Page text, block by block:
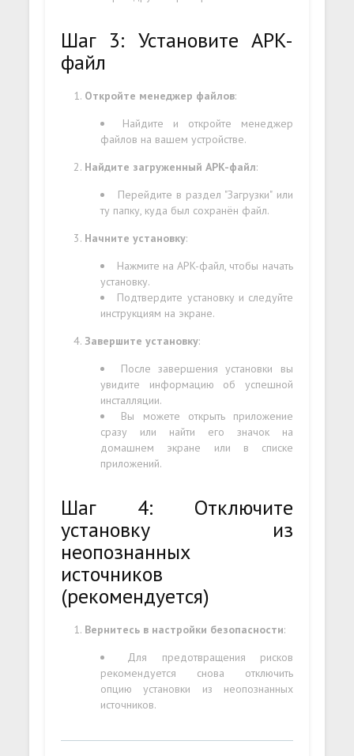
Шаг 3: Установите APK-
файл
Откройте менеджер файлов:
Найдите и откройте менеджер
файлов на вашем устройстве.
Найдите загруженный APK-файл:
Перейдите в раздел "Загрузки" или
ту папку, куда был сохранён файл.
Начните установку:
Нажмите на APK-файл, чтобы начать
установку.
Подтвердите установку и следуйте
инструкциям на экране.
Завершите установку:
После завершения установки вы
увидите информацию об успешной
инсталляции.
Вы можете открыть приложение
сразу или найти его значок на
домашнем экране или в списке
приложений.
Шаг 4: Отключите
установку из
неопознанных
источников
(рекомендуется)
Вернитесь в настройки безопасности:
Для предотвращения рисков
рекомендуется снова отключить
опцию установки из неопознанных
источников.